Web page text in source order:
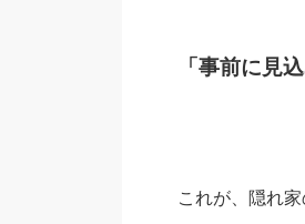
「事前に見
これが、隠れ